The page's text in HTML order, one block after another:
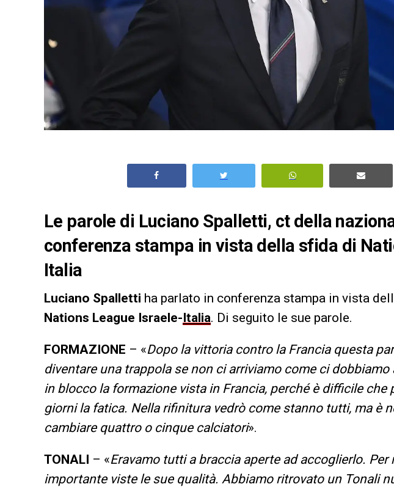
Le parole di Luciano Spalletti, ct della
conferenza stampa in vista della sfida di
Italia
Luciano Spalletti ha parlato in conferenza stampa in vista
Nations League Israele-Italia. Di seguito le sue parole.
FORMAZIONE – «Dopo la vittoria contro la Francia questa
diventare una trappola se non ci arriviamo come ci dobbiamo
in blocco la formazione vista in Francia, perché è difficile che
giorni la fatica. Nella rifinitura vedrò come stanno tutti, ma è
cambiare quattro o cinque calciatori».
TONALI – «Eravamo tutti a braccia aperte ad accoglierlo. Per
importante viste le sue qualità. Abbiamo ritrovato un Tonali